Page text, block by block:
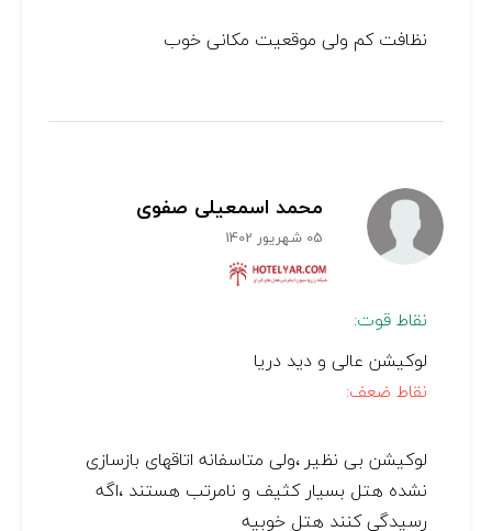
نظافت کم ولی موقعیت مکانی خوب
محمد اسمعیلی صفوی
05 شهریور 1402
نقاط قوت:
لوکیشن عالی و دید دریا
نقاط ضعف:
لوکیشن بی نظیر ،ولی متاسفانه اتاقهای بازسازی
نشده هتل بسیار کثیف و نامرتب هستند ،اگه
رسیدگی کنند هتل خوبیه